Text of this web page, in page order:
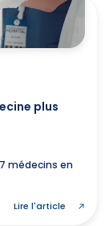
plus
médecins en
Lire l'article